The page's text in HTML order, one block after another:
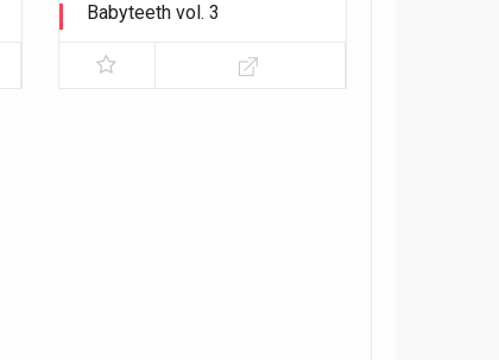
Babyteeth vol. 3